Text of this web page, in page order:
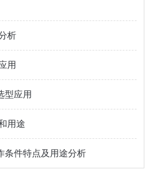
析
用
型应用
用途
条件特点及用途分析